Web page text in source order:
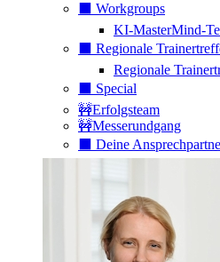
⬛️ Workgroups
KI-MasterMind-
⬛️ Regionale
Regionale
⬛️ Special
🚧Erfolgsteam
🚧Messerundgang
⬛️ Deine